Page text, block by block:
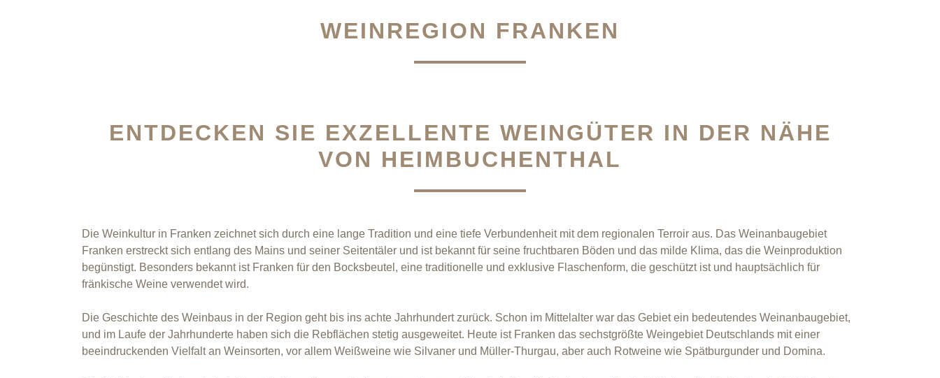
WEINREGION FRANKEN
ENTDECKEN SIE EXZELLENTE WEINGÜTER IN DER NÄHE
VON HEIMBUCHENTHAL
Die Weinkultur in Franken zeichnet sich durch eine lange Tradition und eine tiefe Verbundenheit mit dem regionalen Terroir aus. Das Weinanbaugebiet
Franken erstreckt sich entlang des Mains und seiner Seitentäler und ist bekannt für seine fruchtbaren Böden und das milde Klima, das die Weinproduktion
begünstigt. Besonders bekannt ist Franken für den Bocksbeutel, eine traditionelle und exklusive Flaschenform, die geschützt ist und hauptsächlich für
fränkische Weine verwendet wird.
Die Geschichte des Weinbaus in der Region geht bis ins achte Jahrhundert zurück. Schon im Mittelalter war das Gebiet ein bedeutendes Weinanbaugebiet,
und im Laufe der Jahrhunderte haben sich die Rebflächen stetig ausgeweitet. Heute ist Franken das sechstgrößte Weingebiet Deutschlands mit einer
beeindruckenden Vielfalt an Weinsorten, vor allem Weißweine wie Silvaner und Müller-Thurgau, aber auch Rotweine wie Spätburgunder und Domina.